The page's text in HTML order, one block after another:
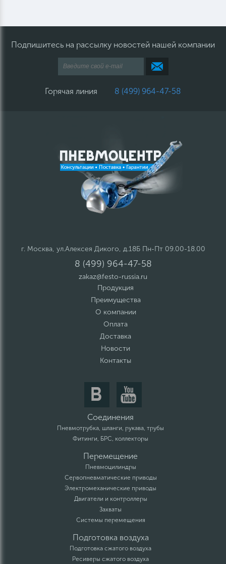
Подпишитесь на рассылку новостей нашей компании
Горячая линия 8 (499) 964-47-58
г. Москва, ул.Алексея Дикого, д.18Б Пн-Пт 09.00-18.00
8 (499) 964-47-58
zakaz@festo-russia.ru
Продукция
Преимущества
О компании
Оплата
Доставка
Новости
Контакты
Соединения
Пневмотрубка, шланги, рукава, трубы
Фитинги, БРС, коллекторы
Перемещение
Пневмоцилиндры
Сервопневматические приводы
Электромеханические приводы
Двигатели и контроллеры
Захваты
Системы перемещения
Подготовка воздуха
Подготовка сжатого воздуха
Ресиверы сжатого воздуха